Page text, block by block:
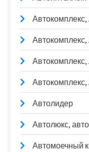
Автолидер
Автолюкс,
Автомоечный